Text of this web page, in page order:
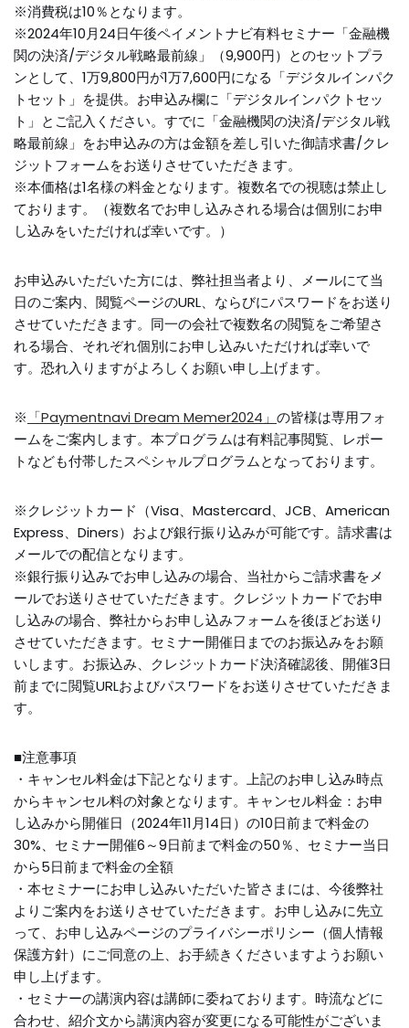
※消費税は10％となります。
※2024年10月24日午後ペイメントナビ有料セミナー「金融機
関の決済/デジタル戦略最前線」（9,900円）とのセットプラ
ンとして、1万9,800円が1万7,600円になる「デジタルインパク
トセット」を提供。お申込み欄に「デジタルインパクトセッ
ト」とご記入ください。すでに「金融機関の決済/デジタル戦
略最前線」をお申込みの方は金額を差し引いた御請求書/クレ
ジットフォームをお送りさせていただきます。
※本価格は1名様の料金となります。複数名での視聴は禁止し
ております。（複数名でお申し込みされる場合は個別にお申
し込みをいただければ幸いです。）
お申込みいただいた方には、弊社担当者より、メールにて当
日のご案内、閲覧ページのURL、ならびにパスワードをお送り
させていただきます。同一の会社で複数名の閲覧をご希望さ
れる場合、それぞれ個別にお申し込みいただければ幸いで
す。恐れ入りますがよろしくお願い申し上げます。
※ 「Paymentnavi Dream Memer2024」 の皆様は専用フォ
ームをご案内します。本プログラムは有料記事閲覧、レポー
トなども付帯したスペシャルプログラムとなっております。
※クレジットカード（Visa、Mastercard、JCB、American
Express、Diners）および銀行振り込みが可能です。請求書は
メールでの配信となります。
※銀行振り込みでお申し込みの場合、当社からご請求書をメ
ールでお送りさせていただきます。クレジットカードでお申
し込みの場合、弊社からお申し込みフォームを後ほどお送り
させていただきます。セミナー開催日までのお振込みをお願
いします。お振込み、クレジットカード決済確認後、開催3日
前までに閲覧URLおよびパスワードをお送りさせていただきま
す。
■注意事項
・キャンセル料金は下記となります。上記のお申し込み時点
からキャンセル料の対象となります。キャンセル料金：お申
し込みから開催日（2024年11月14日）の10日前まで料金の
30%、セミナー開催6～9日前まで料金の50％、セミナー当日
から5日前まで料金の全額
・本セミナーにお申し込みいただいた皆さまには、今後弊社
よりご案内をお送りさせていただきます。お申し込みに先立
って、お申し込みページのプライバシーポリシー（個人情報
保護方針）にご同意の上、お手続きくださいますようお願い
申し上げます。
・セミナーの講演内容は講師に委ねております。時流などに
合わせ、紹介文から講演内容が変更になる可能性がございま